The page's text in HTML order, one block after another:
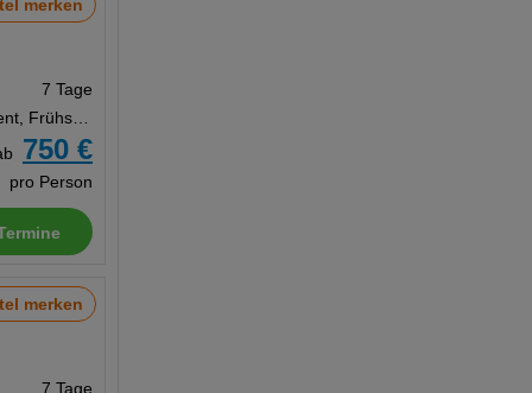
merken
7 Tage
Appartement, Frühstück
750 €
pro Person
merken
7 Tage